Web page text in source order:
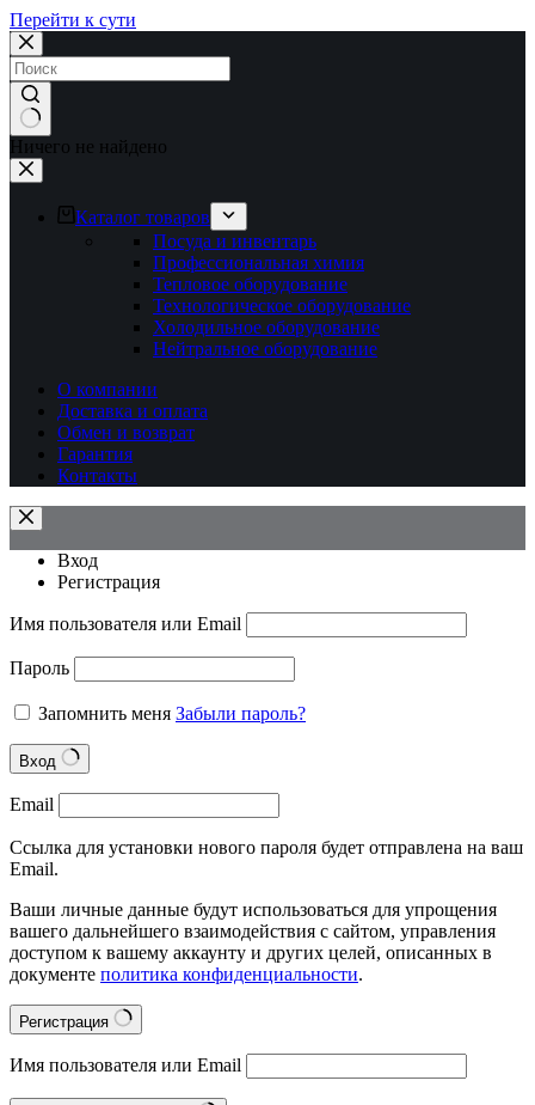
Перейти к сути
Ничего не найдено
Каталог товаров
Посуда и инвентарь
Профессиональная химия
Тепловое оборудование
Технологическое оборудование
Холодильное оборудование
Нейтральное оборудование
О компании
Доставка и оплата
Обмен и возврат
Гарантия
Контакты
Вход
Регистрация
Имя пользователя или Email
Пароль
Запомнить меня Забыли пароль?
Вход
Email
Ссылка для установки нового пароля будет отправлена на ваш
Email.
Ваши личные данные будут использоваться для упрощения
вашего дальнейшего взаимодействия с сайтом, управления
доступом к вашему аккаунту и других целей, описанных в
документе политика конфиденциальности.
Регистрация
Имя пользователя или Email